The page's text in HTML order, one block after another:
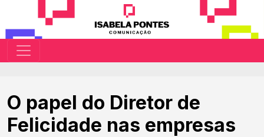
O papel do Diretor de
Felicidade nas empresas